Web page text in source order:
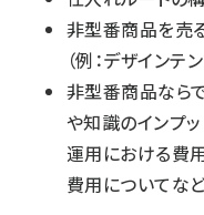
非型番商品を売
（例：デザインテ
非型番商品なら
や知識のインプ
運用における費
費用についてなど